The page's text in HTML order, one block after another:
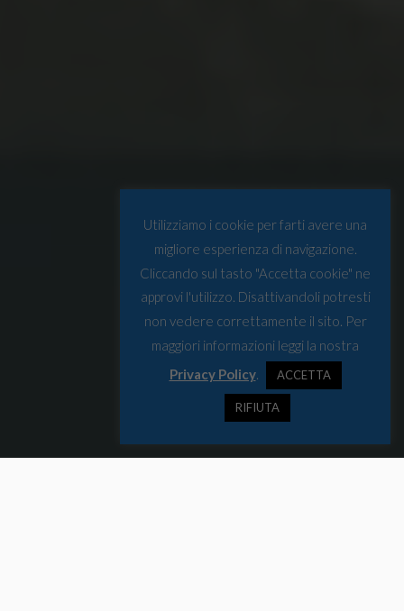
Utilizziamo i cookie per farti avere una
migliore esperienza di navigazione.
Cliccando sul tasto "Accetta cookie" ne
approvi l'utilizzo. Disattivandoli potresti
non vedere correttamente il sito. Per
maggiori informazioni leggi la nostra
Privacy Policy. ACCETTA
RIFIUTA